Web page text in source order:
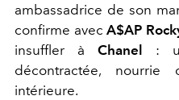
ambassadrice de son
confirme avec A$AP
insuffler à Chanel :
décontractée,
intérieure.